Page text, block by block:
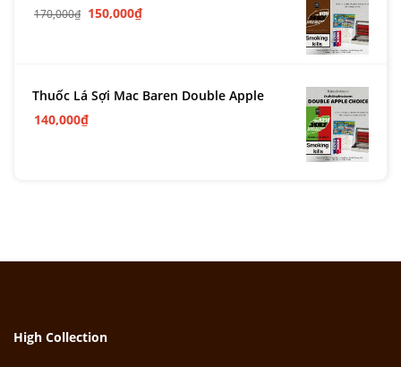
170,000₫ 150,000₫
Thuốc Lá Sợi Mac Baren Double Apple
140,000₫
High Collection